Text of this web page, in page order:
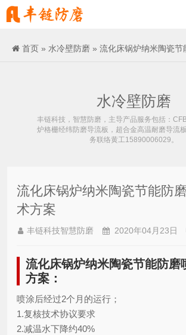
首页 » 水冷壁防磨 » 流化床锅炉纳米陶瓷节能
水冷壁防磨
丰链科技，智慧防磨，主导产品服务包括：
炉格栅经纬防磨导流板，超合金高温耐磨导流
务联络黄工15890006029。
流化床锅炉纳米陶瓷节能防
术方案
丰链科技智慧防磨 2020年04月23日
流化床锅炉纳米陶瓷节能防磨
方案：
喷涂后经过2个月的运行；
1.复核技术协议要求
2.减温水下降约40%